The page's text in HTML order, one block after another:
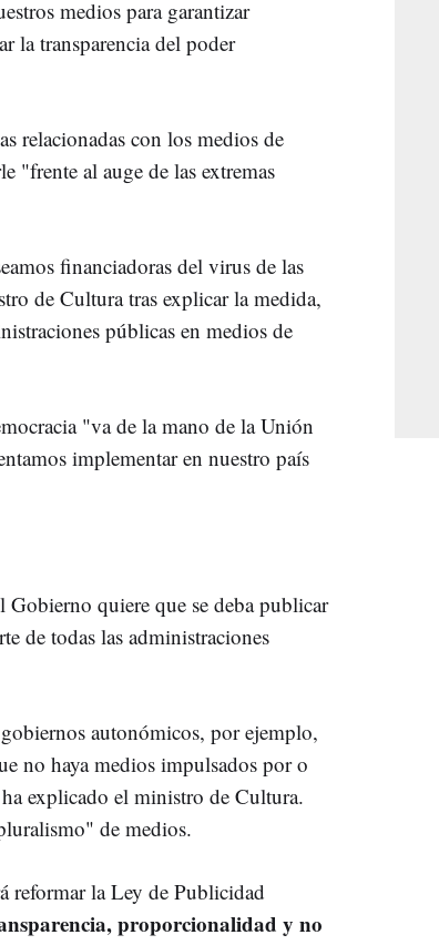
medios para garantizar
la transparencia del poder
relacionadas con los medios de
"frente al auge de las extremas
financiadoras del virus de las
de Cultura tras explicar la medida,
públicas en medios de
"va de la mano de la Unión
implementar en nuestro país
quiere que se deba publicar
de todas las administraciones
autonómicos, por ejemplo,
no haya medios impulsados por o
explicado el ministro de Cultura.
de medios.
reformar la Ley de Publicidad
proporcionalidad y no